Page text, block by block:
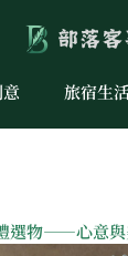
旅宿生
選物——心意與